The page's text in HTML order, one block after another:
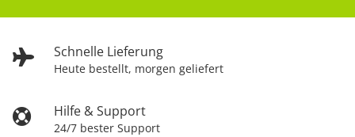
Schnelle Lieferung
Heute bestellt, morgen geliefert
Hilfe & Support
24/7 bester Support